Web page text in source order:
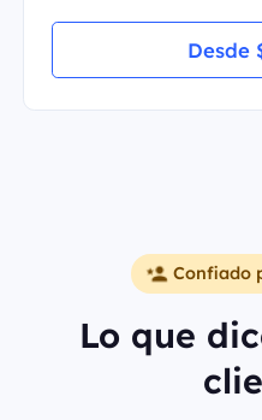
Desde
Confiado
Lo que